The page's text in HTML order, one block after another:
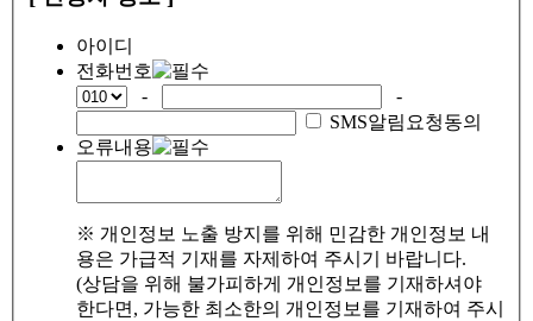
아이디
전화번호
-
-
SMS알림요청동의
오류내용
※ 개인정보 노출 방지를 위해 민감한 개인정보 내
용은 가급적 기재를 자제하여 주시기 바랍니다.
(상담을 위해 불가피하게 개인정보를 기재하셔야
한다면, 가능한 최소한의 개인정보를 기재하여 주시